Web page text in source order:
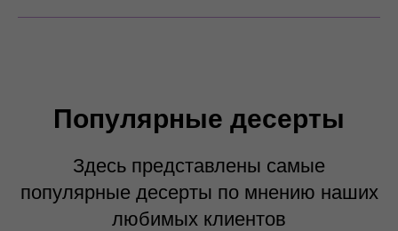
Популярные десерты
Здесь представлены самые
популярные десерты по мнению наших
любимых клиентов